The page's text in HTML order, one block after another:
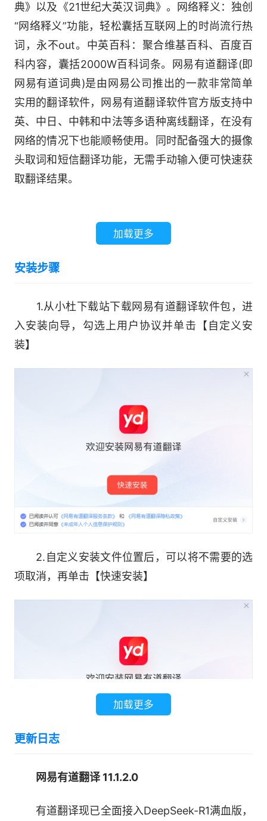
典》以及《21世纪大英汉词典》。网络释义：独创
“网络释义”功能，轻松囊括互联网上的时尚流行热
词，永不out。中英百科：聚合维基百科、百度百
科内容，囊括2000W百科词条。网易有道翻译(即
网易有道词典)是由网易公司推出的一款非常简单
实用的翻译软件，网易有道翻译软件官方版支持中
英、中日、中韩和中法等多语种离线翻译，在没有
网络的情况下也能顺畅使用。同时配备强大的摄像
头取词和短信翻译功能，无需手动输入便可快速获
取翻译结果。
【网易有道词典桌面端】正式改名为【网易有
道翻译】
针对Windows平台特性，我们特别推出全新
的版本，作为Windows系统下必备的翻译软件，
在同类软件排行位居前列，10亿用户都在用!
用AI重新定义翻译，WE DO MORE THAN
TRANSLATION!
【AI翻译助手】
加载更多
安装步骤
1.从小杜下载站下载网易有道翻译软件包，进
入安装向导，勾选上用户协议并单击【自定义安
装】
2.自定义安装文件位置后，可以将不需要的选
项取消，再单击【快速安装】
加载更多
更新日志
网易有道翻译 11.1.2.0
有道翻译现已全面接入DeepSeek-R1满血版，